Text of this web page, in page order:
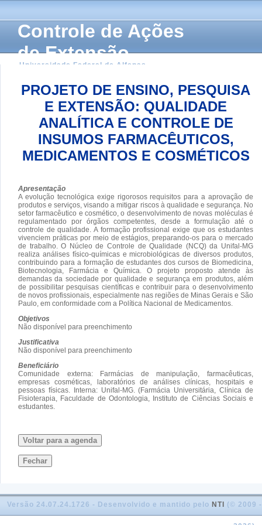
Controle de Ações
de Extensão
Universidade Federal de Alfenas
PROJETO DE ENSINO, PESQUISA
E EXTENSÃO: QUALIDADE
ANALÍTICA E CONTROLE DE
INSUMOS FARMACÊUTICOS,
MEDICAMENTOS E COSMÉTICOS
Apresentação
A evolução tecnológica exige rigorosos requisitos para a aprovação de
produtos e serviços, visando a mitigar riscos à qualidade e segurança. No
setor farmacêutico e cosmético, o desenvolvimento de novas moléculas é
regulamentado por órgãos competentes, desde a formulação até o
controle de qualidade. A formação profissional exige que os estudantes
vivenciem práticas por meio de estágios, preparando-os para o mercado
de trabalho. O Núcleo de Controle de Qualidade (NCQ) da Unifal-MG
realiza análises físico-químicas e microbiológicas de diversos produtos,
contribuindo para a formação de estudantes dos cursos de Biomedicina,
Biotecnologia, Farmácia e Química. O projeto proposto atende às
demandas da sociedade por qualidade e segurança em produtos, além
de possibilitar pesquisas científicas e contribuir para o desenvolvimento
de novos profissionais, especialmente nas regiões de Minas Gerais e São
Paulo, em conformidade com a Política Nacional de Medicamentos.
Objetivos
Não disponível para preenchimento
Justificativa
Não disponível para preenchimento
Beneficiário
Comunidade externa: Farmácias de manipulação, farmacêuticas,
empresas cosméticas, laboratórios de análises clínicas, hospitais e
pessoas físicas. Interna: Unifal-MG. (Farmácia Universitária, Clínica de
Fisioterapia, Faculdade de Odontologia, Instituto de Ciências Sociais e
estudantes.
Voltar para a agenda
Fechar
Versão 24.07.24.1726 - Desenvolvido e mantido pelo NTI (© 2009 -